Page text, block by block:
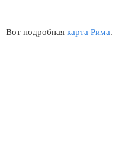
Вот подробная карта Рима.